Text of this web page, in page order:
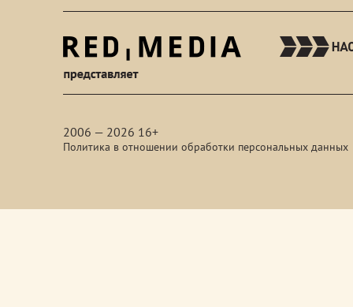
2006 — 2026 16+
Политика в отношении обработки персональных данных